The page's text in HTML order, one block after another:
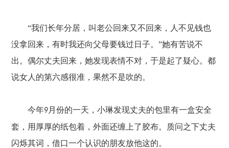
“我们长年分居，叫老公回来又不回来，人不见钱也
没拿回来，有时我还向父母要钱过日子。”她有苦说不
出。偶尔丈夫回来，她发现表情不对，于是起了疑心。都
说女人的第六感很准，果然不是吹的。
今年9月份的一天，小琳发现丈夫的包里有一盒安全
套，用厚厚的纸包着，外面还缠上了胶布。质问之下丈夫
闪烁其词，借口一个认识的朋友放他这的。